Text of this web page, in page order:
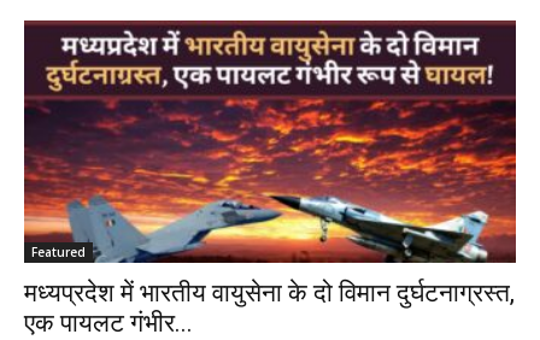
Featured
मध्यप्रदेश में भारतीय वायुसेना के दो विमान दुर्घटनाग्रस्त,
एक पायलट गंभीर...